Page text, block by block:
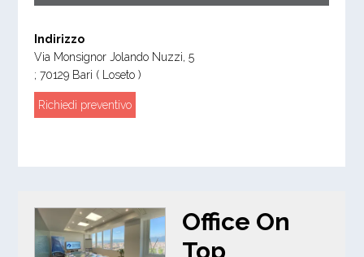
Indirizzo
Via Monsignor Jolando Nuzzi, 5
;70129 Bari ( Loseto )
Richiedi preventivo
Office On
Top